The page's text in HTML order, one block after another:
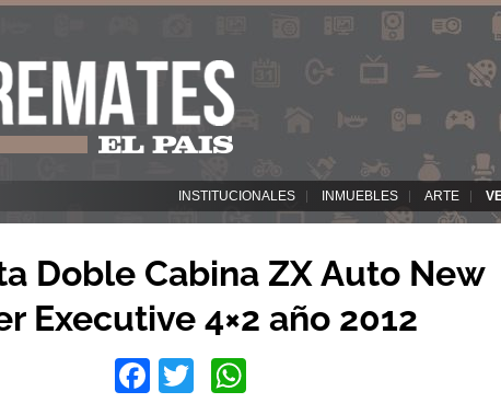
INSTITUCIONALES INMUEBLES ARTE
Doble Cabina ZX Auto New
Executive 4×2 año 2012
Facebook
Twitter